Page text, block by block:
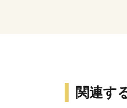
関連す